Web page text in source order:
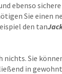
ebenso sichere
Sie einen
den tanJac
nichts. Sie
in